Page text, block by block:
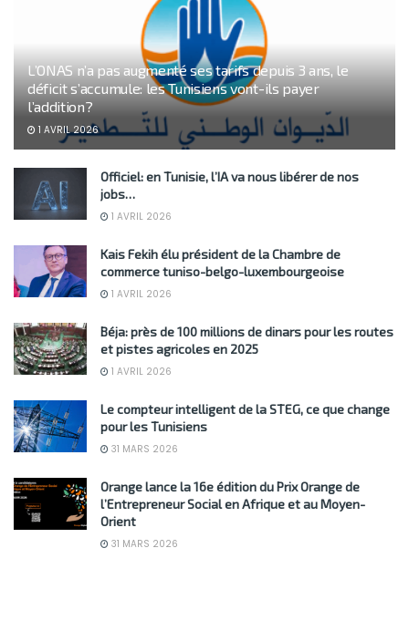
L’ONAS n’a pas augmenté ses tarifs depuis 3 ans, le
déficit s’accumule: les Tunisiens vont-ils payer
l’addition?
1 AVRIL 2026
Officiel: en Tunisie, l’IA va nous libérer de nos
jobs…
1 AVRIL 2026
Kais Fekih élu président de la Chambre de
commerce tuniso-belgo-luxembourgeoise
1 AVRIL 2026
Béja: près de 100 millions de dinars pour les routes
et pistes agricoles en 2025
1 AVRIL 2026
Le compteur intelligent de la STEG, ce que change
pour les Tunisiens
31 MARS 2026
Orange lance la 16e édition du Prix Orange de
l’Entrepreneur Social en Afrique et au Moyen-
Orient
31 MARS 2026